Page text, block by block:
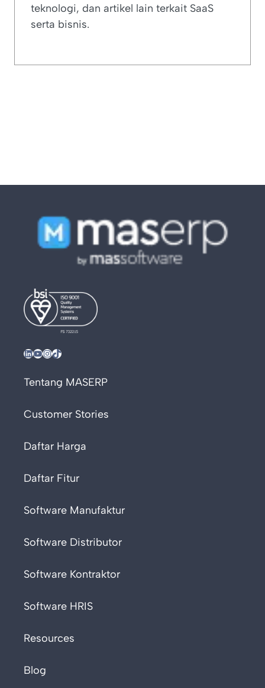
teknologi, dan artikel lain terkait SaaS
serta bisnis.
LinkedIn YouTube InstagramTikTok
Tentang MASERP
Customer Stories
Daftar Harga
Daftar Fitur
Software Manufaktur
Software Distributor
Software Kontraktor
Software HRIS
Resources
Blog